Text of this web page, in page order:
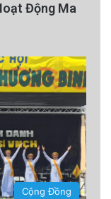
Động Ma
Cộng Đồng